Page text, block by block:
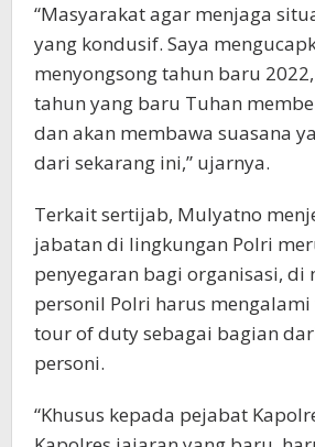
“Masyarakat agar menjaga
yang kondusif. Saya
menyongsong tahun baru
tahun yang baru Tuhan
dan akan membawa suasana
dari sekarang ini,” ujarnya.
Terkait sertijab, Mulyatno
jabatan di lingkungan Polri
penyegaran bagi organisasi, di
personil Polri harus
tour of duty sebagai bagian
personi.
“Khusus kepada pejabat